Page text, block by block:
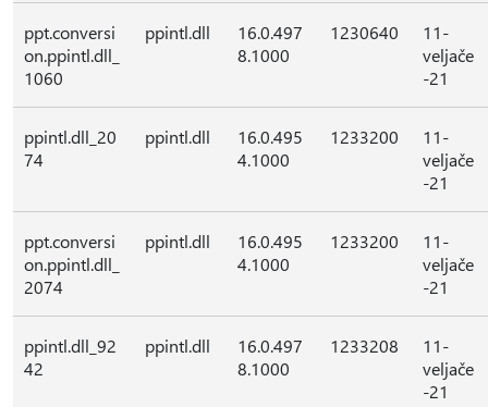
ppt.conversi
on.ppintl.dll_
1060
ppintl.dll
16.0.497
8.1000
1230640
11-
veljače
-21
ppintl.dll_20
74
ppintl.dll
16.0.495
4.1000
1233200
11-
veljače
-21
ppt.conversi
on.ppintl.dll_
2074
ppintl.dll
16.0.495
4.1000
1233200
11-
veljače
-21
ppintl.dll_92
42
ppintl.dll
16.0.497
8.1000
1233208
11-
veljače
-21